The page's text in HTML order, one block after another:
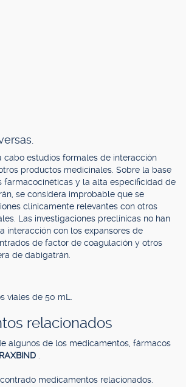
cabo estudios formales de interacción
productos medicinales. Sobre la base
farmacocinéticas y la alta especificidad de
se considera improbable que se
clínicamente relevantes con otros
Las investigaciones preclínicas no han
interacción con los expansores de
de factor de coagulación y otros
de dabigatrán.
viales de 50 mL.
relacionados
algunos de los medicamentos, fármacos
medicamentos relacionados.